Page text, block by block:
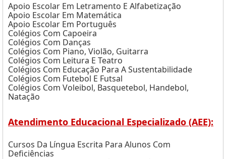
Apoio Escolar Em Letramento E Alfabetização
Apoio Escolar Em Matemática
Apoio Escolar Em Português
Colégios Com Capoeira
Colégios Com Danças
Colégios Com Piano, Violão, Guitarra
Colégios Com Leitura E Teatro
Colégios Com Educação Para A Sustentabilidade
Colégios Com Futebol E Futsal
Colégios Com Voleibol, Basquetebol, Handebol,
Natação
Atendimento Educacional Especializado (AEE):
Cursos Da Língua Escrita Para Alunos Com
Deficiências